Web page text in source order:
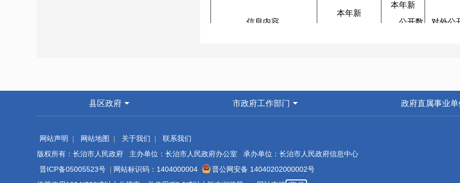
信息内容
本年新
本年新
公开数
对外公
第二十条第（五）项
信息内容
本年增/减
处理决
县区政府 市政府工作部门 政府直属事业单
网站声明 网站地图 关于我们
联系我们
版权所有：长治市人民政府 主办单位：长治市人民政府办公室 承办单位：长治市人民政府信息中心
晋ICP备05005523号
网站标识码：1404000004
晋公网安备 14040202000002号